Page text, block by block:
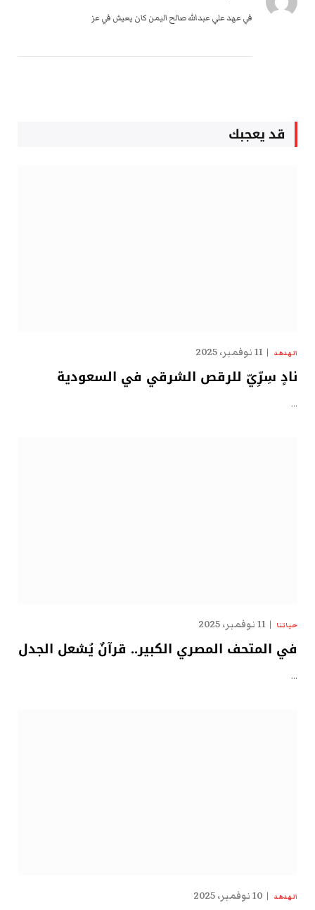
في عهد علي عبدالله صالح اليمن كان يعيش في عز
قد يعجبك
الهدهد 11 نوفمبر، 2025
نادٍ سِرِّيّ للرقص الشرقي في السعودية
…
حياتنا 11 نوفمبر، 2025
في المتحف المصري الكبير.. قرآنٌ يُشعل الجدل
…
الهدهد 10 نوفمبر، 2025